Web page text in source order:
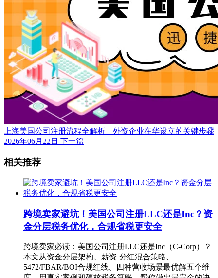
上海美国公司注册流程全解析，外资企业在华设立的关键步骤
2026年06月22日
下一篇
相关推荐
跨境卖家避坑！美国公司注册LLC还是Inc？资
金分层税务优化，合规省税更安全
跨境卖家必读：美国公司注册LLC还是Inc（C-Corp）？
本文从资金分层架构、薪资-分红混合策略、
5472/FBAR/BOI合规红线、四种营收场景最优解五个维